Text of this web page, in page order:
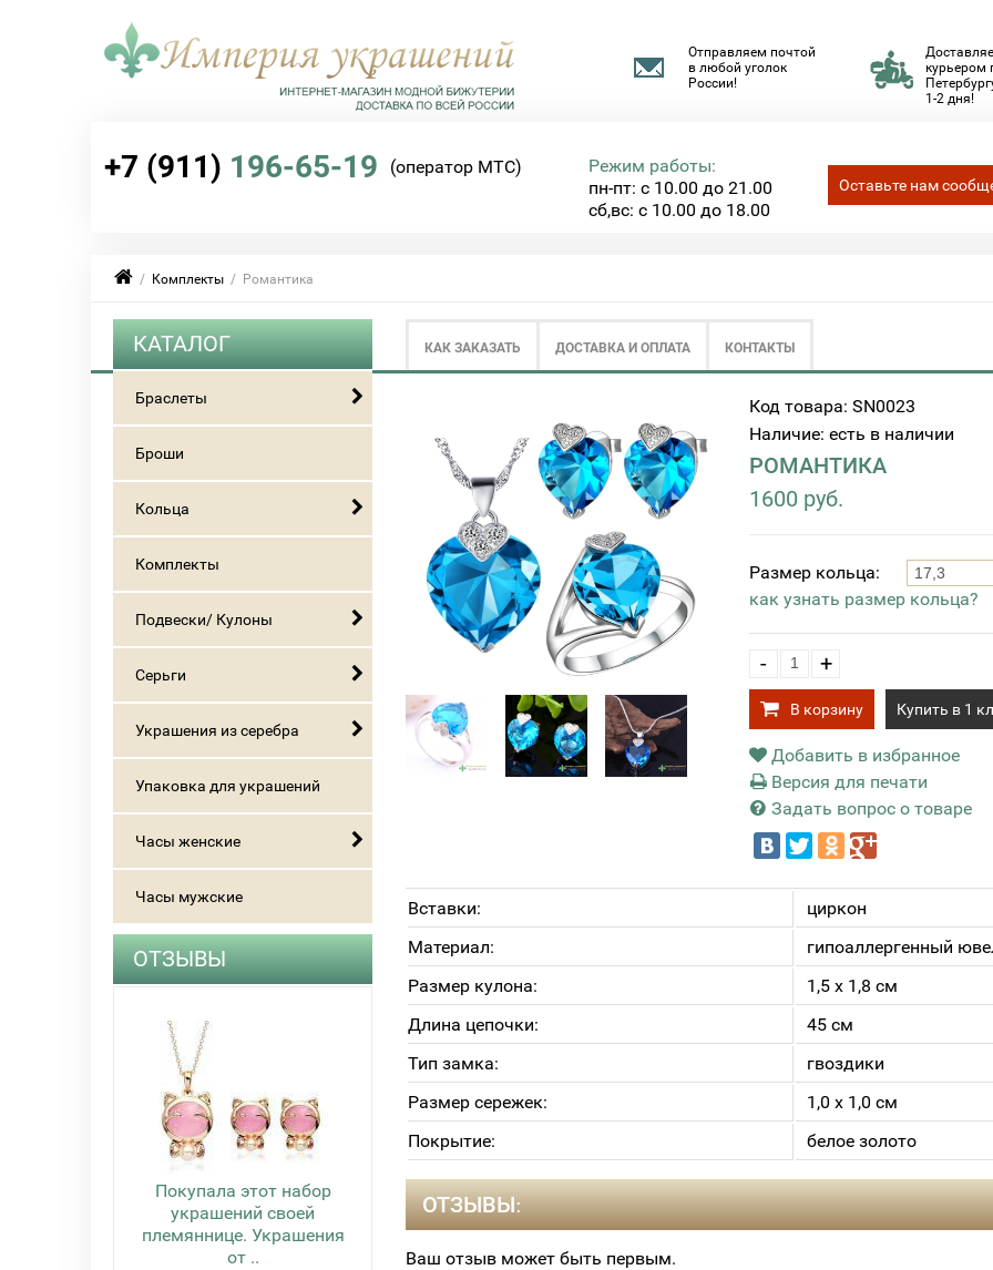
курьером
1-2 дня!
Отправляем почтой
в любой уголок
России!
+7 (911) 196-65-19 (оператор МТС)
Режим работы:
пн-пт: с 10.00 до 21.00
сб,вс: с 10.00 до 18.00
Оставьте нам
/ Комплекты / Романтика
КАК ЗАКАЗАТЬ ДОСТАВКА И ОПЛАТА КОНТАКТЫ
КАТАЛОГ
Браслеты
Броши
Кольца
Комплекты
Подвески/ Кулоны
Серьги
Украшения из серебра
Упаковка для украшений
Часы женские
Часы мужские
ОТЗЫВЫ
Покупала этот набор
украшений своей
племяннице. Украшения
от ..
Код товара: SN0023
Наличие: есть в наличии
РОМАНТИКА
1600 руб.
Размер кольца:
как узнать размер кольца?
- +
В корзину Купить в 1
Добавить в избранное
Версия для печати
Задать вопрос о товаре
Вставки:
циркон
Материал:
гипоаллергенный
Размер кулона:
1,5 х 1,8 см
Длина цепочки:
45 см
Тип замка:
гвоздики
Размер сережек:
1,0 х 1,0 см
Покрытие:
белое золото
ОТЗЫВЫ:
Ваш отзыв может быть первым.